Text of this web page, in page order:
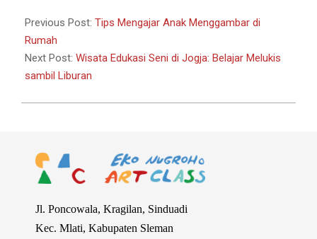
Previous Post: Tips Mengajar Anak Menggambar di
Rumah
Next Post: Wisata Edukasi Seni di Jogja: Belajar Melukis
sambil Liburan
Jl. Poncowala, Kragilan, Sinduadi
Kec. Mlati, Kabupaten Sleman